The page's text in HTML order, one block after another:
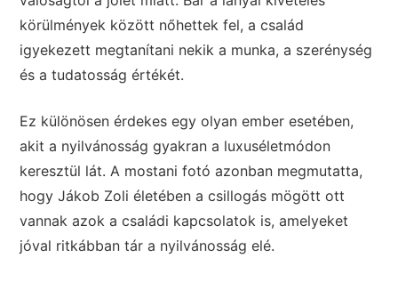
körülmények között nőhettek fel, a család
igyekezett megtanítani nekik a munka, a szerénység
és a tudatosság értékét.
Ez különösen érdekes egy olyan ember esetében,
akit a nyilvánosság gyakran a luxuséletmódon
keresztül lát. A mostani fotó azonban megmutatta,
hogy Jákob Zoli életében a csillogás mögött ott
vannak azok a családi kapcsolatok is, amelyeket
jóval ritkábban tár a nyilvánosság elé.